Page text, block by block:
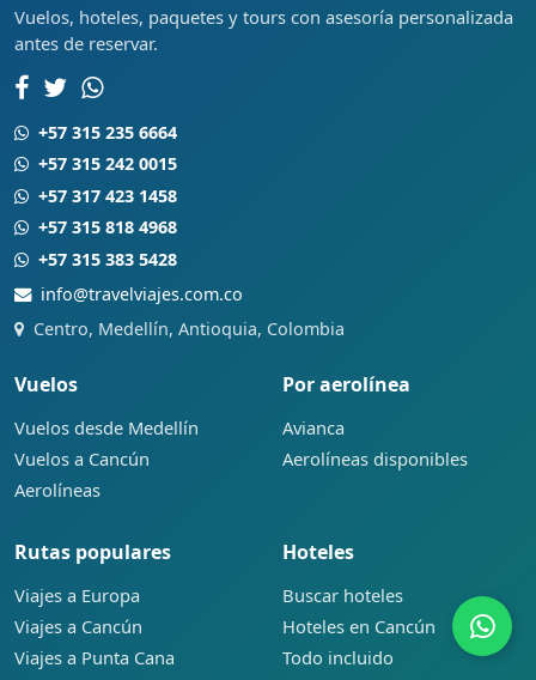
Vuelos, hoteles, paquetes y tours con asesoría personalizada
antes de reservar.
+57 315 235 6664
+57 315 242 0015
+57 317 423 1458
+57 315 818 4968
+57 315 383 5428
info@travelviajes.com.co
Centro, Medellín, Antioquia, Colombia
Vuelos
Vuelos desde Medellín
Vuelos a Cancún
Aerolíneas
Por aerolínea
Avianca
Aerolíneas disponibles
Rutas populares
Viajes a Europa
Viajes a Cancún
Viajes a Punta Cana
Hoteles
Buscar hoteles
Hoteles en Cancún
Todo incluido